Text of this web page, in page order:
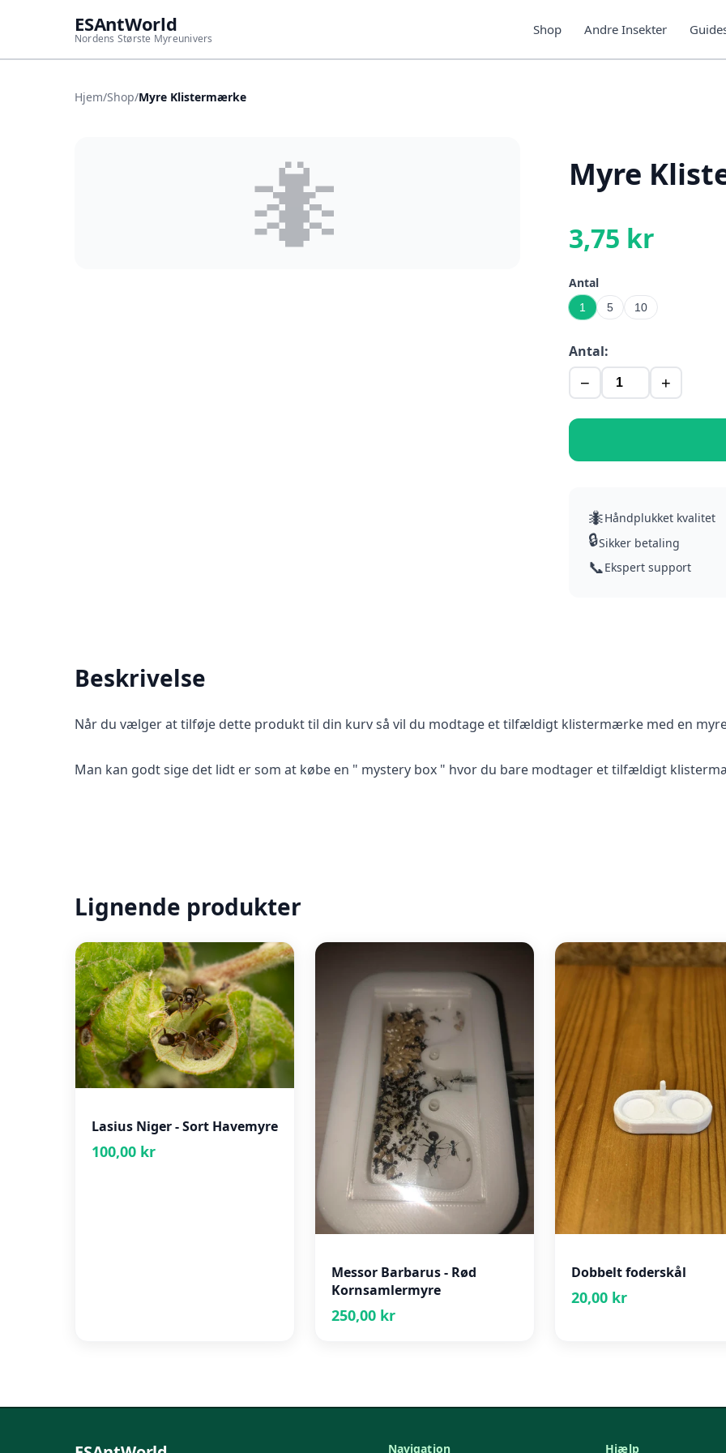
ESAntWorld
Nordens Største Myreunivers
Shop Andre Insekter
Hjem/Shop/Myre Klistermærke
🐜 Myre
3,75 kr
Antal
1 5 10
Antal:
−
+
🐜Håndplukket kvalitet
🔒Sikker betaling
📞Ekspert support
Beskrivelse
Når du vælger at tilføje dette produkt til din kurv så vil du modtage et tilfældigt klistermærke med en
Man kan godt sige det lidt er som at købe en " mystery box " hvor du bare modtager et tilfældigt
Lignende produkter
Lasius Niger - Sort Havemyre
100,00 kr
Messor Barbarus - Rød
Kornsamlermyre
250,00 kr
Dobbelt foderskål
20,00 kr
Navigation Hjælp